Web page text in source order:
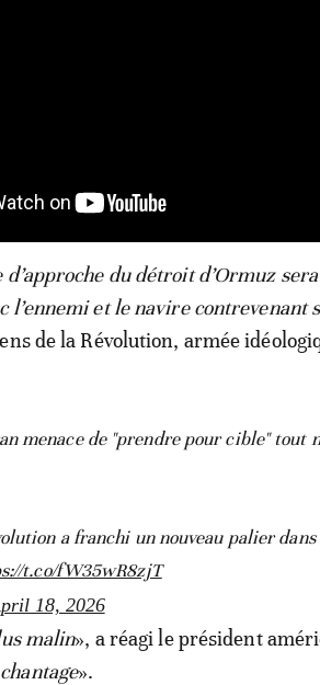
d’approche du détroit d’Ormuz
l’ennemi et le navire contrevenant
de la Révolution, armée
menace de "prendre pour cible" tout
a franchi un nouveau palier
t.co/fW35wR8zjT
18, 2026
malin», a réagi le président
chantage».